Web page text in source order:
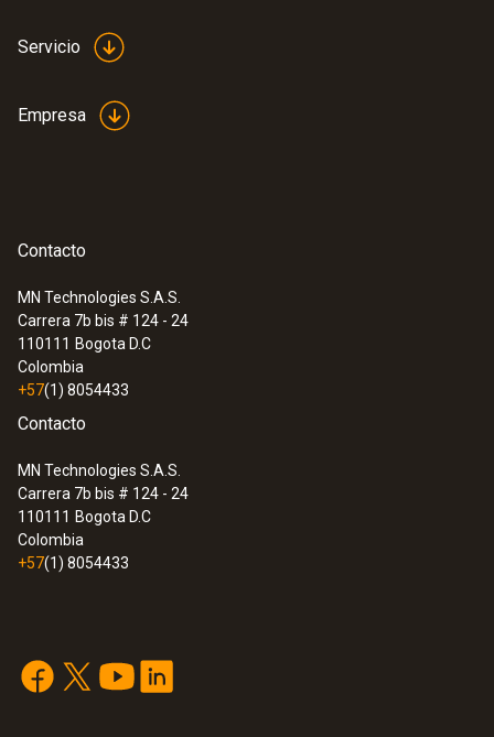
Servicio
Empresa
Contacto
MN Technologies S.A.S.
Carrera 7b bis # 124 - 24
110111 Bogota D.C
Colombia
+57(1) 8054433
Contacto
MN Technologies S.A.S.
Carrera 7b bis # 124 - 24
110111 Bogota D.C
Colombia
+57(1) 8054433